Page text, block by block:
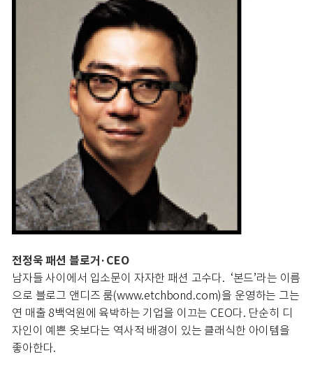
전정욱 패션 블로거·CEO
남자들 사이에서 입소문이 자자한 패션 고수다. ‘본드’라는 이름
으로 블로그 앤디즈 룸(www.etchbond.com)을 운영하는 그는
연 매출 8백억원에 육박하는 기업을 이끄는 CEO다. 단순히 디
자인이 예쁜 옷보다는 역사적 배경이 있는 클래식한 아이템을
좋아한다.